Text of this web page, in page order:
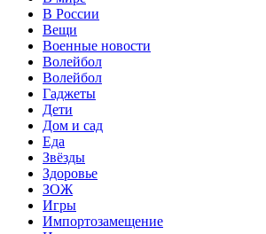
В России
Вещи
Военные новости
Волейбол
Волейбол
Гаджеты
Дети
Дом и сад
Еда
Звёзды
Здоровье
ЗОЖ
Игры
Импортозамещение